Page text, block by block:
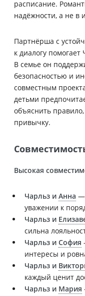
расписание.
надёжности, а не в
Партнёрша с
к диалогу
В семье он
безопасностью и
совместным
детьми
объяснить
привычку.
Высокая
Чарльз и Анна —
уважении к
Чарльз и
сильна
Чарльз и София
интересы и
Чарльз и
каждый ценит
Чарльз и Мария